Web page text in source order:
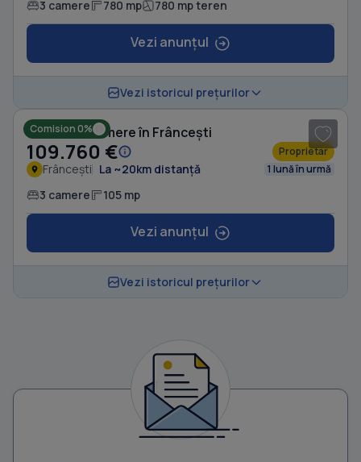
3 camere 780 mp 780 mp teren
Vezi anunțul
Vezi istoricul prețurilor
Comision 0%
Casă cu 3 camere în Frâncești
109.760 € Proprietar
Frâncești La ~20km distanță 1 lună în urmă
3 camere 105 mp
Vezi anunțul
Vezi istoricul prețurilor